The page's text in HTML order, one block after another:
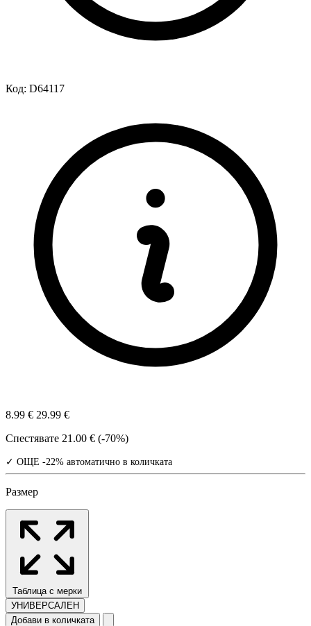
Код: D64117
8.99 € 29.99 €
Спестявате 21.00 € (-70%)
✓ ОЩЕ -22% автоматично в количката
Размер
Таблица с мерки
УНИВЕРСАЛЕН
Добави в количката